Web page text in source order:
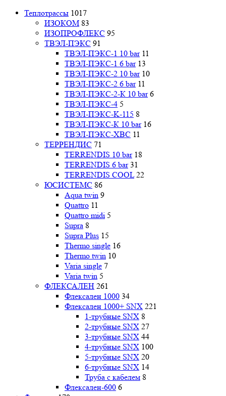
Теплотрассы 1017
ИЗОКОМ 83
ИЗОПРОФЛЕКС 95
ТВЭЛ-ПЭКС 91
ТВЭЛ-ПЭКС-1 10 bar 11
ТВЭЛ-ПЭКС-1 6 bar 13
ТВЭЛ-ПЭКС-2 10 bar 10
ТВЭЛ-ПЭКС-2 6 bar 11
ТВЭЛ-ПЭКС-2-К 10 bar 6
ТВЭЛ-ПЭКС-4 5
ТВЭЛ-ПЭКС-K-115 8
ТВЭЛ-ПЭКС-К 10 bar 16
ТВЭЛ-ПЭКС-ХВС 11
ТЕРРЕНДИС 71
TERRENDIS 10 bar 18
TERRENDIS 6 bar 31
TERRENDIS COOL 22
ЮСИСТЕМС 86
Aqua twin 9
Quattro 11
Quattro midi 5
Supra 8
Supra Plus 15
Thermo single 16
Thermo twin 10
Varia single 7
Varia twin 5
ФЛЕКСАЛЕН 261
Флексален 1000 34
Флексален 1000+ SNX 221
1-трубные SNX 8
2-трубные SNX 27
3-трубные SNX 44
4-трубные SNX 100
5-трубные SNX 20
6-трубные SNX 14
Труба с кабелем 8
Флексален-600 6